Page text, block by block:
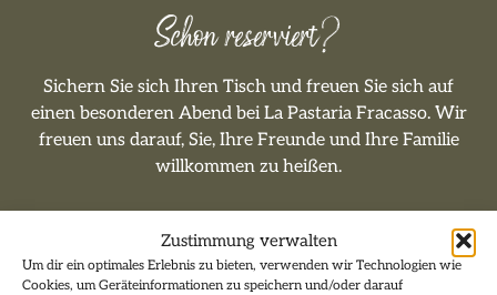
Zustimmung verwalten
Um dir ein optimales Erlebnis zu bieten, verwenden wir Technologien wie
Cookies, um Geräteinformationen zu speichern und/oder darauf
Schon reserviert?
Sichern Sie sich Ihren Tisch und freuen Sie sich auf
einen besonderen Abend bei La Pastaria Fracasso. Wir
freuen uns darauf, Sie, Ihre Freunde und Ihre Familie
willkommen zu heißen.
Tisch reservieren